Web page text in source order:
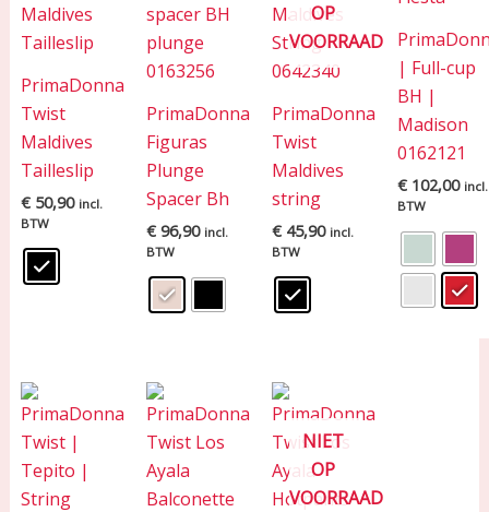
PrimaDonna
Twist
Maldives
Tailleslip
€50,90 incl.
BTW
PrimaDonna
Figuras
Plunge
Spacer Bh
€96,90 incl.
BTW
OP
VOORRAAD
PrimaDonna
Twist
Maldives
string
€45,90 incl.
BTW
| Full-cup
BH |
Madison
0162121
€102,00 incl.
BTW
NIET
OP
VOORRAAD